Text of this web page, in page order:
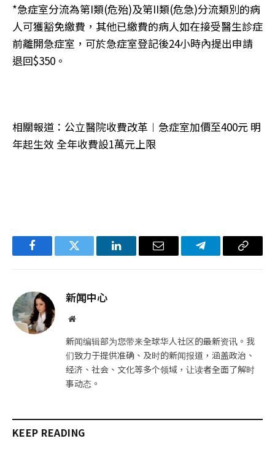
*急症室分流為第I類(危殆)及第II類(危急)分流類別的病
人可獲豁免繳費，其他已繳費的病人如在接受醫生診症
前離開急症室，可於急症室登記後24小時內提出申請
退回$350。
相關報道：公立醫院收費改革︱急症室加價至400元 明
年起生效 全年收費設1萬元上限
FacebookTwitter LinkedIn电
Telegram复
新闻中心
网
新闻编辑部为您带来全球华人社区的最新资讯。我
们致力于提供准确、及时的新闻报道，涵盖政治、
经济、社会、文化等多个领域，让读者全面了解时
事动态。
KEEP READING